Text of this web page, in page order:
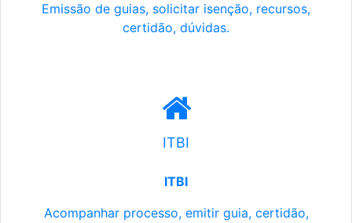
Emissão de guias, solicitar isenção, recursos,
certidão, dúvidas.
ITBI
ITBI
Acompanhar processo, emitir guia, certidão,